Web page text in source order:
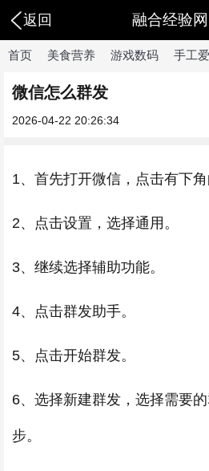
返回 融合经验网
首页 美食营养 游戏数码 手工
微信怎么群发
2026-04-22 20:26:34
1、首先打开微信，点击有下角
2、点击设置，选择通用。
3、继续选择辅助功能。
4、点击群发助手。
5、点击开始群发。
6、选择新建群发，选择需要
步。